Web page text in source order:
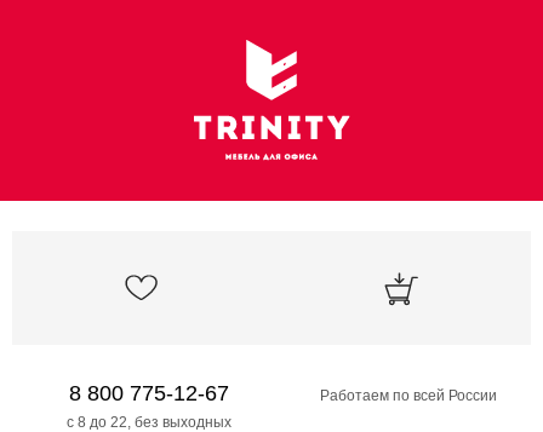
8 800 775-12-67
с 8 до 22, без выходных
Работаем по всей России